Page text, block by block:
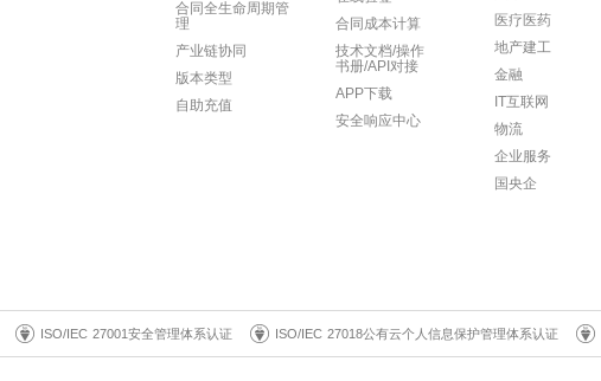
合同全生命周期管
理
产业链协同
版本类型
自助充值
合同成本计算
技术文档/操作
书册/API对接
APP下载
安全响应中心
医疗医药
地产建工
金融
IT互联网
物流
企业服务
国央企
ISO/IEC 27001安全管理体系认证 ISO/IEC 27018公有云个人信息保护管理体系认证